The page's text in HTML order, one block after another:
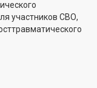
участников СВО,